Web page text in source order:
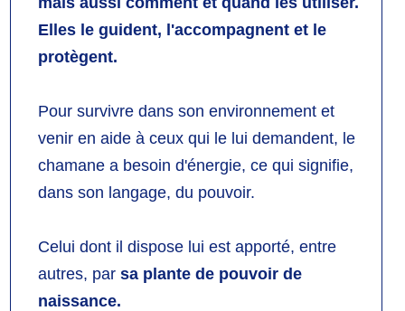
Elles le guident, l'accompagnent et le
protègent.
Pour survivre dans son environnement et
venir en aide à ceux qui le lui demandent, le
chamane a besoin d'énergie, ce qui signifie,
dans son langage, du pouvoir.
Celui dont il dispose lui est apporté, entre
autres, par sa plante de pouvoir de
naissance.